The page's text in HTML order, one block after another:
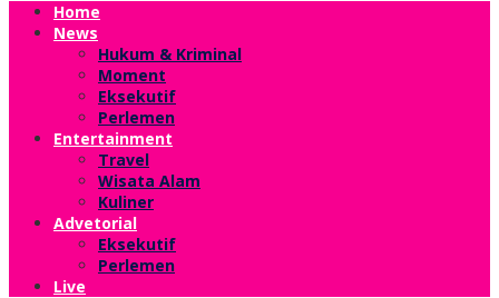
Home
News
Hukum & Kriminal
Moment
Eksekutif
Perlemen
Entertainment
Travel
Wisata Alam
Kuliner
Advetorial
Eksekutif
Perlemen
Live